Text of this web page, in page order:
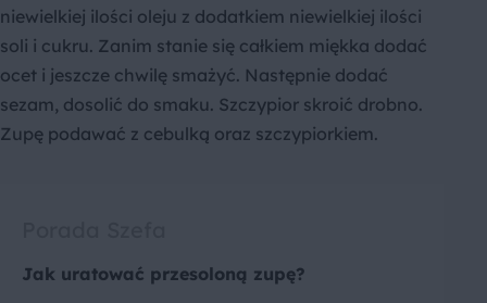
niewielkiej ilości oleju z dodatkiem niewielkiej ilości
soli i cukru. Zanim stanie się całkiem miękka dodać
ocet i jeszcze chwilę smażyć. Następnie dodać
sezam, dosolić do smaku. Szczypior skroić drobno.
Zupę podawać z cebulką oraz szczypiorkiem.
Jak uratować przesoloną zupę?